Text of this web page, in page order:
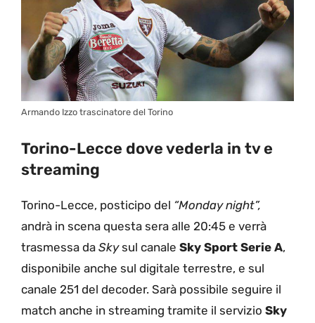
Armando Izzo trascinatore del Torino
Torino-Lecce dove vederla in tv e
streaming
Torino-Lecce, posticipo del “Monday night”,
andrà in scena questa sera alle 20:45 e verrà
trasmessa da Skysul canale Sky Sport Serie A,
disponibile anche sul digitale terrestre, e sul
canale 251 del decoder. Sarà possibile seguire il
match anche in streaming tramite il servizio Sky